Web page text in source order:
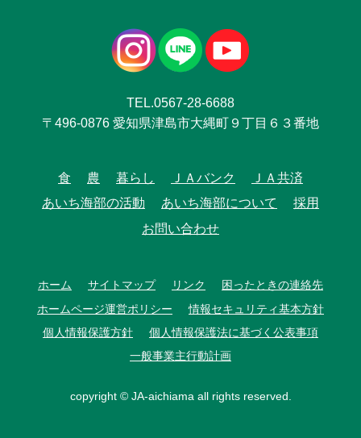
TEL.0567-28-6688
〒496-0876 愛知県津島市大縄町９丁目６３番地
食 農 暮らし ＪＡバンク
ＪＡ共済
あいち海部の活動
あいち海部について
採用
お問い合わせ
ホーム サイトマップ リンク
困ったときの連絡先
ホームページ運営ポリシー
情報セキュリティ基本方針
個人情報保護方針
個人情報保護法に基づく公表事項
一般事業主行動計画
copyright © JA-aichiama all rights reserved.